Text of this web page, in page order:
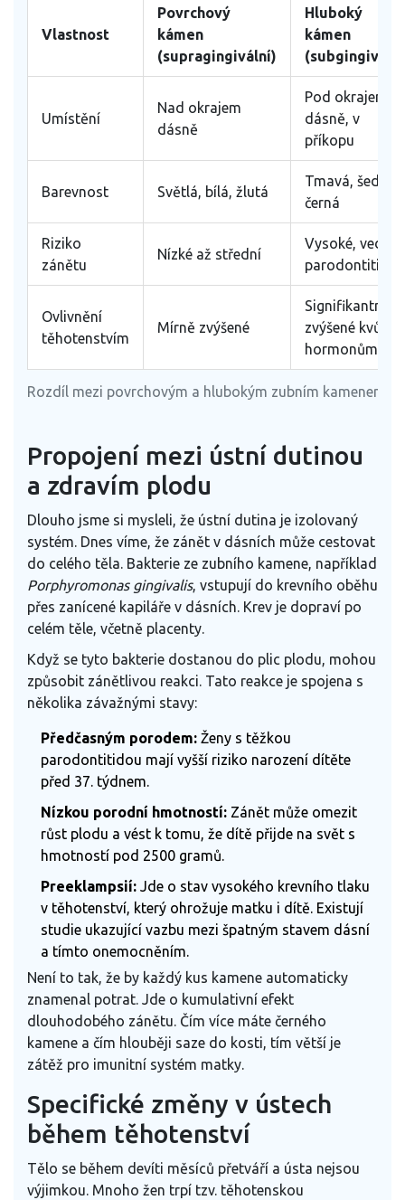
Rozdíl mezi povrchovým a hlubokým zubním kamenem
Vlastnost
Povrchový
kámen
(supragingivální)
Hluboký
kámen
Umístění
Nad okrajem
dásně
Pod okrajem
dásně, v
příkopu
Barevnost Světlá, bílá, žlutá
Tmavá, šedá,
černá
Riziko
zánětu
Nízké až střední
Vysoké, vede k
parodontitidě
Ovlivnění
těhotenstvím
Mírně zvýšené
Signifikantně
zvýšené kvůli
hormonům
Propojení mezi ústní dutinou
a zdravím plodu
Dlouho jsme si mysleli, že ústní dutina je izolovaný
systém. Dnes víme, že zánět v dásních může cestovat
do celého těla. Bakterie ze zubního kamene, například
Porphyromonas gingivalis, vstupují do krevního oběhu
přes zanícené kapiláře v dásních. Krev je dopraví po
celém těle, včetně placenty.
Když se tyto bakterie dostanou do plic plodu, mohou
způsobit zánětlivou reakci. Tato reakce je spojena s
několika závažnými stavy:
Předčasným porodem: Ženy s těžkou
parodontitidou mají vyšší riziko narození dítěte
před 37. týdnem.
Nízkou porodní hmotností: Zánět může omezit
růst plodu a vést k tomu, že dítě přijde na svět s
hmotností pod 2500 gramů.
Preeklampsií: Jde o stav vysokého krevního tlaku
v těhotenství, který ohrožuje matku i dítě. Existují
studie ukazující vazbu mezi špatným stavem dásní
a tímto onemocněním.
Není to tak, že by každý kus kamene automaticky
znamenal potrat. Jde o kumulativní efekt
dlouhodobého zánětu. Čím více máte černého
kamene a čím hlouběji saze do kosti, tím větší je
zátěž pro imunitní systém matky.
Specifické změny v ústech
během těhotenství
Tělo se během devíti měsíců přetváří a ústa nejsou
výjimkou. Mnoho žen trpí tzv. těhotenskou